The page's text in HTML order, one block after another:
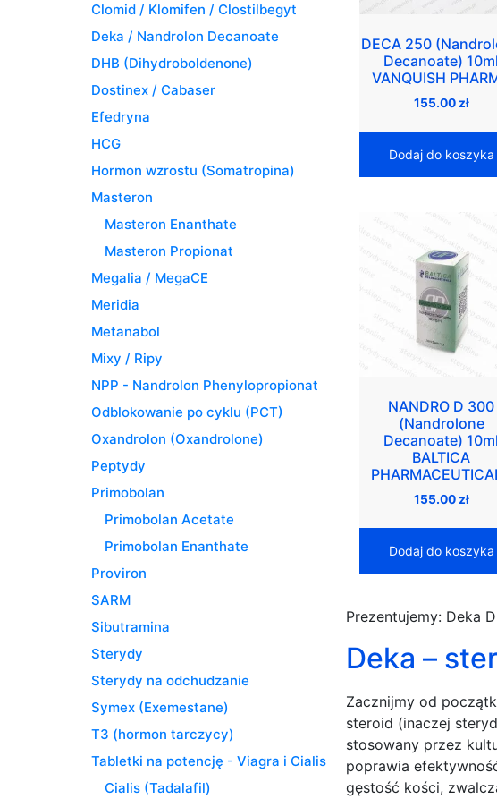
DECA 250
Decanoate) 10ml
VANQUISH
155.00zł
Dodaj do koszyka
NANDRO D 300
(Nandrolone
Decanoate) 10ml
BALTICA
155.00 zł
Dodaj do koszyka
Prezentujemy: Deka
Deka –
Zacznijmy od
steroid (inaczej
stosowany przez
poprawia
gęstość kości,
Clomid / Klomifen / Clostilbegyt
Deka / Nandrolon Decanoate
DHB (Dihydroboldenone)
Dostinex / Cabaser
Efedryna
HCG
Hormon wzrostu (Somatropina)
Masteron
Masteron Enanthate
Masteron Propionat
Megalia / MegaCE
Meridia
Metanabol
Mixy / Ripy
NPP - Nandrolon Phenylopropionat
Odblokowanie po cyklu (PCT)
Oxandrolon (Oxandrolone)
Peptydy
Primobolan
Primobolan Acetate
Primobolan Enanthate
Proviron
SARM
Sibutramina
Sterydy
Sterydy na odchudzanie
Symex (Exemestane)
T3 (hormon tarczycy)
Tabletki na potencję - Viagra i Cialis
Cialis (Tadalafil)